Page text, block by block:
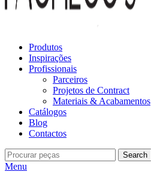
Produtos
Inspirações
Profissionais
Parceiros
Projetos de Contract
Materiais & Acabamentos
Catálogos
Blog
Contactos
Search
Menu